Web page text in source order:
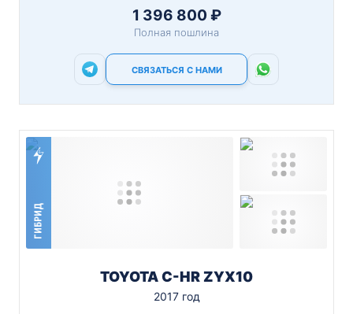
1 396 800 ₽
Полная пошлина
СВЯЗАТЬСЯ С НАМИ
ГИБРИД
TOYOTA C-HR ZYX10
2017 год